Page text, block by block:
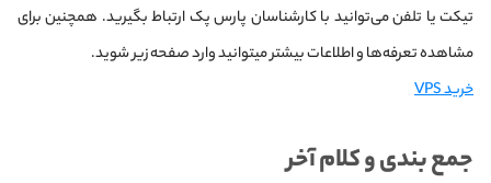
تیکت یا تلفن می‌توانید با کارشناسان پارس پک ارتباط بگیرید. همچنین برای
مشاهده تعرفه‌ها و اطلاعات بیشتر میتوانید وارد صفحه زیر شوید.
خرید VPS
جمع بندی و کلام آخر